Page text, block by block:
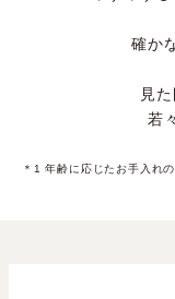
確か
見
若
＊1 年齢に応じたお手入れ